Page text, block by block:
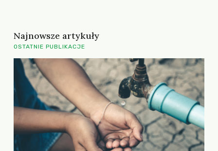
Najnowsze artykuły
OSTATNIE PUBLIKACJE